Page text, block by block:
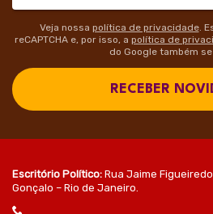
Veja nossa política de privacidade.
reCAPTCHA e, por isso, a política de
do Google também
RECEBER
Escritório Político: Rua Jaime
Gonçalo – Rio de Janeiro.